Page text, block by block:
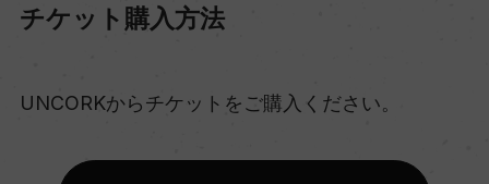
チケット購入方法
UNCORKからチケットをご購入ください。